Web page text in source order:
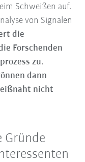
Schweißen auf.
von Signalen
die
Forschenden
zu.
dann
nicht
Gründe